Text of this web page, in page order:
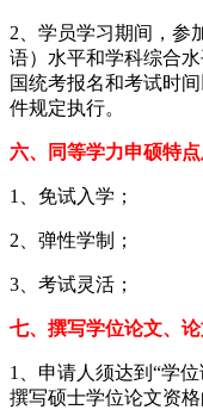
2、学员学习期间，参
语）水平和学科综合
国统考报名和考试时
件规定执行。
六、同等学力申硕特
1、免试入学；
2、弹性学制；
3、考试灵活；
七、撰写学位论文、
1、申请人须达到“学
撰写硕士学位论文资格